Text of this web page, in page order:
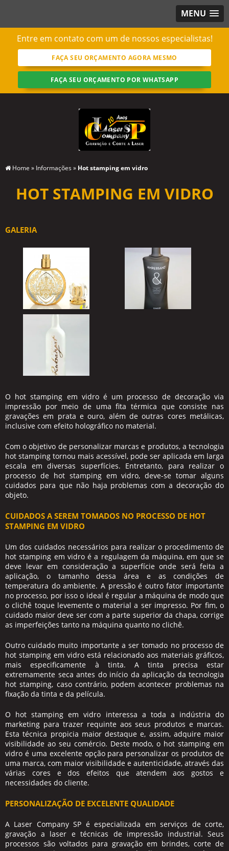
MENU
Entre em contato com um de nossos especialistas!
FAÇA SEU ORÇAMENTO AGORA MESMO
FAÇA SEU ORÇAMENTO POR WHATSAPP
Home » Informações » Hot stamping em vidro
HOT STAMPING EM VIDRO
GALERIA
O hot stamping em vidroé um processo de decoração via
impressão por meio de uma fita térmica que consiste nas
gravações em prata e ouro, além de outras cores metálicas,
inclusive com efeito holográfico no material.
Com o objetivo de personalizar marcas e produtos, a tecnologia
hot stamping tornou mais acessível, pode ser aplicada em larga
escala em diversas superfícies. Entretanto, para realizar o
processo de hot stamping em vidro, deve-se tomar alguns
cuidados para que não haja problemas com a decoração do
objeto.
CUIDADOS A SEREM TOMADOS NO PROCESSO DE HOT
STAMPING EM VIDRO
Um dos cuidados necessários para realizar o procedimento de
hot stamping em vidroé a regulagem da máquina, em que se
deve levar em consideração a superfície onde será feita a
aplicação, o tamanho dessa área e as condições de
temperatura do ambiente. A pressão é outro fator importante
no processo, por isso o ideal é regular a máquina de modo que
o clichê toque levemente o material a ser impresso. Por fim, o
cuidado maior deve ser com a parte superior da chapa, corrige
as imperfeições tanto na máquina quanto no clichê.
Outro cuidado muito importante a ser tomado no processo de
hot stamping em vidro está relacionado aos materiais gráficos,
mais especificamente à tinta. A tinta precisa estar
extremamente seca antes do início da aplicação da tecnologia
hot stamping, caso contrário, podem acontecer problemas na
fixação da tinta e da película.
O hot stamping em vidro interessa a toda a indústria do
marketing para trazer requinte aos seus produtos e marcas.
Esta técnica propicia maior destaque e, assim, adquire maior
visibilidade ao seu comércio. Deste modo, o hot stamping em
vidro é uma excelente opção para personalizar os produtos de
uma marca, com maior visibilidade e autenticidade, através das
várias cores e dos efeitos que atendem aos gostos e
necessidades do cliente.
PERSONALIZAÇÃO DE EXCELENTE QUALIDADE
A Laser Company SP é especializada em serviços de corte,
gravação a laser e técnicas de impressão industrial. Seus
processos são voltados para gravação em brindes, corte de